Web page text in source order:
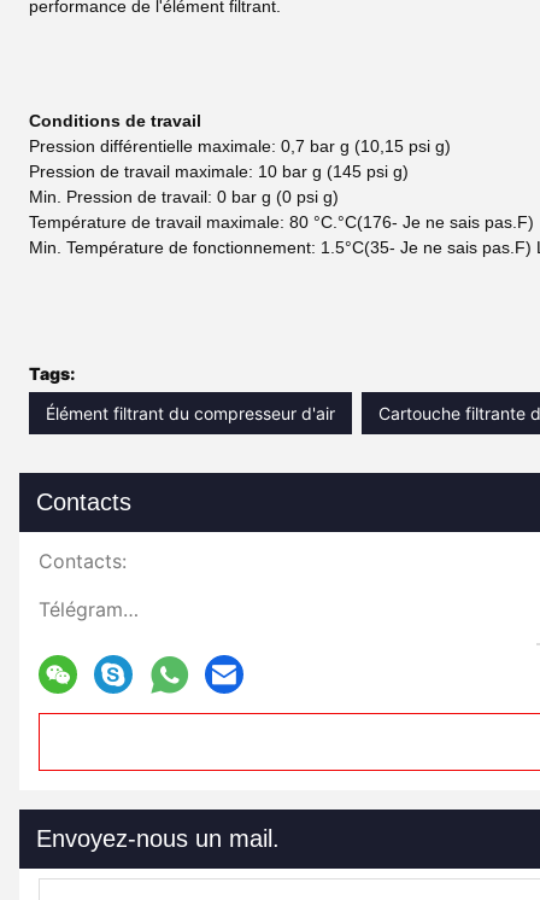
performance de l'élément filtrant.
Conditions de travail
Pression différentielle maximale: 0,7 bar g (10,15 psi g)
Pression de travail maximale: 10 bar g (145 psi g)
Min. Pression de travail: 0 bar g (0 psi g)
Température de travail maximale: 80 °C. °C(176- Je ne sais pas. F)
Min. Température de fonctionnement: 1.5°C(35- Je ne sais pas. F)
Tags:
Élément filtrant du compresseur d'air
Cartouche filtrante
Contacts
Contacts:
Télégramme:
Envoyez-nous un mail.